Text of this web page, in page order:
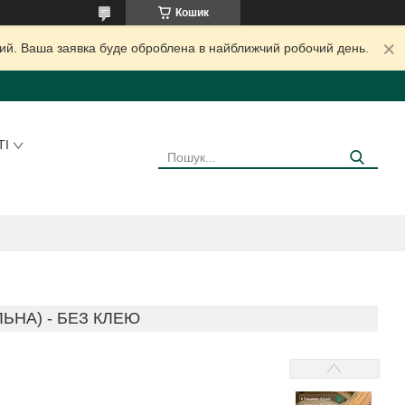
Кошик
Ваша заявка буде оброблена в найближчий робочий день.
- БЕЗ КЛЕЮ